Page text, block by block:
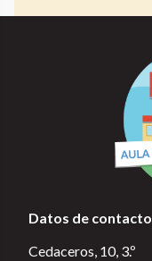
Datos de contacto
Cedaceros, 10, 3.º